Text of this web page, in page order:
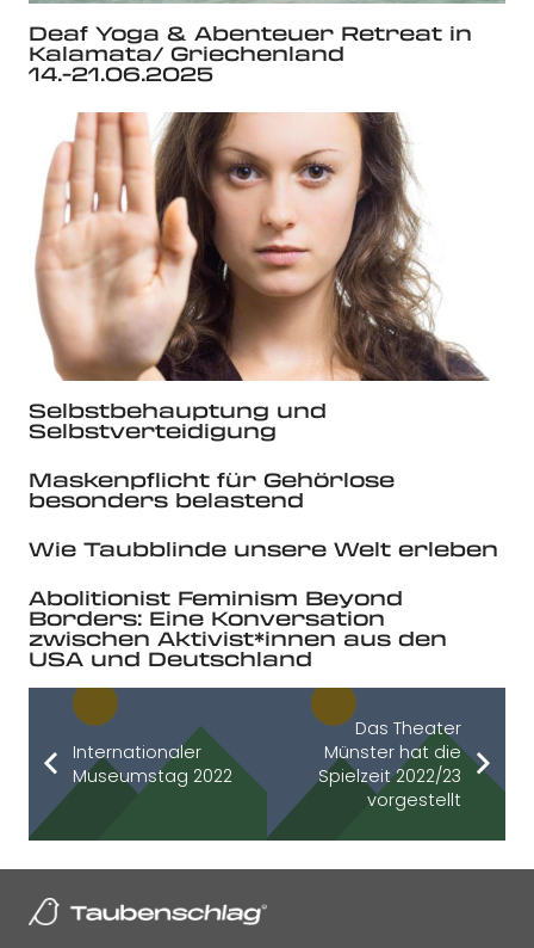
Deaf Yoga & Abenteuer Retreat in
Kalamata/ Griechenland
14.-21.06.2025
Selbstbehauptung und
Selbstverteidigung
Maskenpflicht für Gehörlose
besonders belastend
Wie Taubblinde unsere Welt erleben
Abolitionist Feminism Beyond
Borders: Eine Konversation
zwischen Aktivist*innen aus den
USA und Deutschland
Internationaler
Museumstag 2022
Das Theater
Münster hat die
Spielzeit 2022/23
vorgestellt